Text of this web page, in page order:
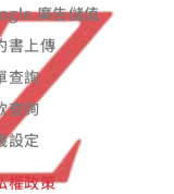
廣告儲值
書上傳
查詢
查詢
設定
權政策